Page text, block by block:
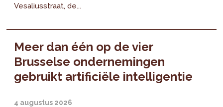
Vesaliusstraat, de...
Meer dan één op de vier
Brusselse ondernemingen
gebruikt artificiële intelligentie
4 augustus 2026